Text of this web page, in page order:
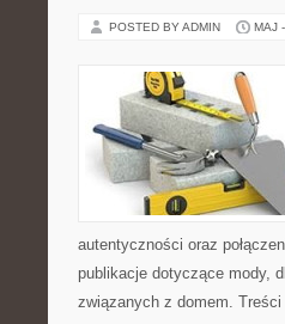
POSTED BY ADMIN MAJ
autentyczności oraz
publikacje dotyczące mody,
związanych z domem.